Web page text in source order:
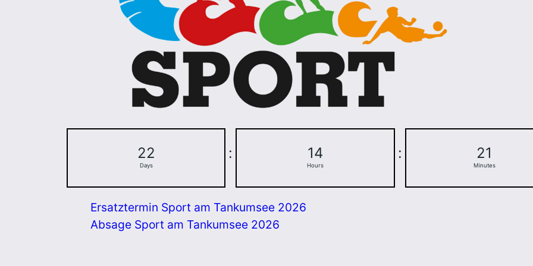
22
Days
: 14
Hours
: 21
Minutes
Ersatztermin Sport am Tankumsee 2026
Absage Sport am Tankumsee 2026